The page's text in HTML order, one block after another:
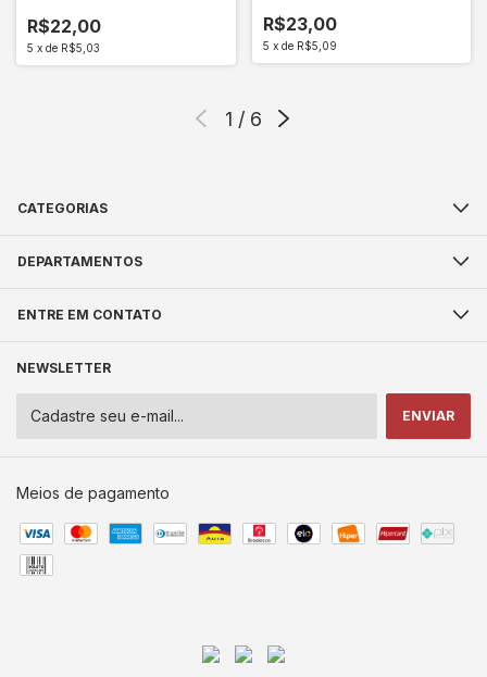
R$22,00
5 x de R$5,03
R$23,00
5 x de R$5,09
1 / 6
CATEGORIAS
DEPARTAMENTOS
ENTRE EM CONTATO
NEWSLETTER
Meios de pagamento